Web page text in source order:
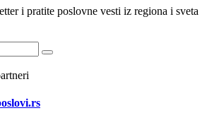
i pratite poslovne vesti iz regiona i sveta